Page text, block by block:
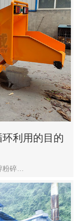
利用的目的
粉碎…